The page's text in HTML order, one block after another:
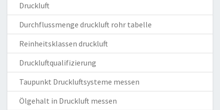
Druckluft
Durchflussmenge druckluft rohr tabelle
Reinheitsklassen druckluft
Druckluftqualifizierung
Taupunkt Druckluftsysteme messen
Ölgehalt in Druckluft messen